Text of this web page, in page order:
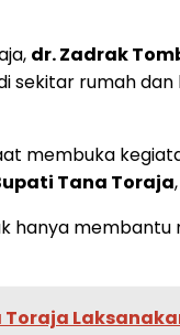
dr. Zadrak
sekitar rumah
membuka
Tana Toraja
hanya
Toraja